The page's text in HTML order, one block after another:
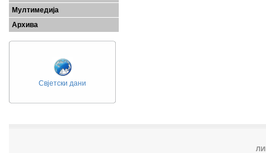
Мултимедија
Архива
Свјетски дани